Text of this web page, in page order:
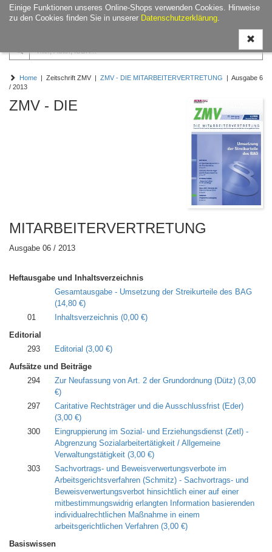
Einige Funktionen unseres Online-Shops verwenden Cookies. Hinweise
zu den Cookies finden Sie in unserer Datenschutzerklärung.
ein-/
Home | Zeitschrift ZMV | ZMV - DIE MITARBEITERVERTRETUNG | Ausgabe 6
/ 2013
ZMV - DIE
MITARBEITERVERTRETUNG
Ausgabe 06 / 2013
Heftausgabe und Inhaltsverzeichnis
Gesamtausgabe - Umsetzung der Streikurteile des BAG
(14,80 €)
01
Inhaltsverzeichnis (0,00 €)
Editorial
293
Editorial (3,00 €)
Aufsätze und Beiträge
294
Zur Neufassung von Art. 2 der Grundordnung (Dütz) (3,00
€)
297
Caritative Rechtsträger und die Ausschlussfrist (Eder)
(3,00 €)
300
Eingruppierung im Sozial- und Erziehungsdienst (Zetl) -
Abgrenzung Sozialarbeitertätigkeit / Allgemeine
Verwaltungstätigkeit (3,00 €)
303
Sachvortrags- und Beweisverwertungsverbote im
Arbeitsgerichtsverfahren (Schmitz) - Sachvortrags- und
Beweisverwertungsverbot hinsichtlich einer auf einer
mitbestimmungswidrig erlangten Information basierenden
individualrechtlichen Maßnahme in einem
arbeitsgerichtlichen Verfahren (3,00 €)
Basiswissen